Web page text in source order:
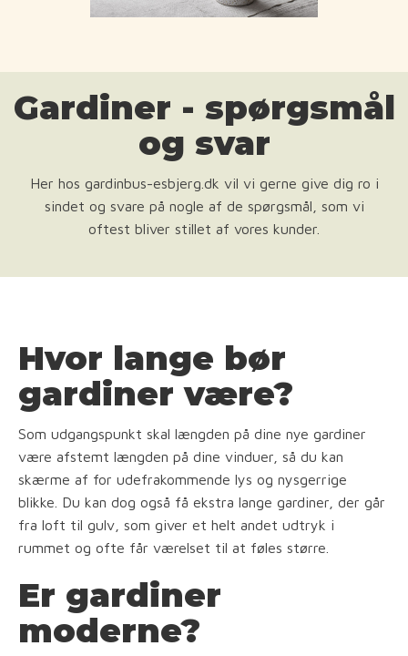
Gardiner - spørgsmål
og svar
Her hos gardinbus-esbjerg.dk vil vi gerne give dig ro i
sindet og svare på nogle af de spørgsmål, som vi
oftest bliver stillet af vores kunder.
Hvor lange bør
gardiner være?
Som udgangspunkt skal længden på dine nye gardiner
være afstemt længden på dine vinduer, så du kan
skærme af for udefrakommende lys og nysgerrige
blikke. Du kan dog også få ekstra lange gardiner, der går
fra loft til gulv, som giver et helt andet udtryk i
rummet og ofte får værelset til at føles større.
Er gardiner
moderne?